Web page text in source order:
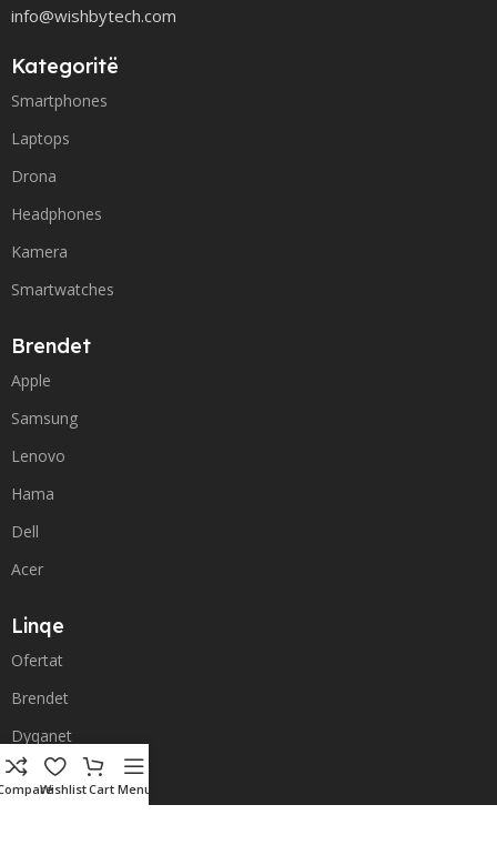
info@wishbytech.com
Kategoritë
Smartphones
Laptops
Drona
Headphones
Kamera
Smartwatches
Brendet
Apple
Samsung
Lenovo
Hama
Dell
Acer
Linqe
Ofertat
Brendet
Dyqanet
Dergesat & Kthimi
WishlistCart Menu